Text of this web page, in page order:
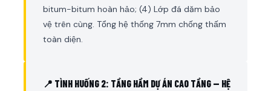
bitum-bitum hoàn hảo; (4) Lớp đá dăm bảo
vệ trên cùng. Tổng hệ thống 7mm chống thấm
toàn diện.
📍 TÌNH HUỐNG 2: TẦNG HẦM DỰ ÁN CAO TẦNG — HỆ